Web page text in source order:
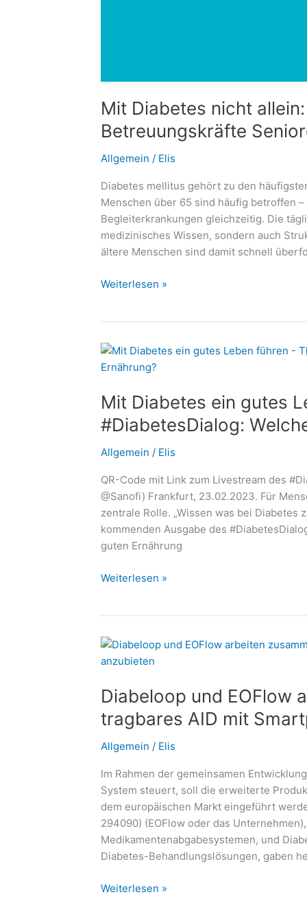
Mit Diabetes nicht
Betreuungskräfte
Allgemein / Elis
Diabetes mellitus gehört zu den
Menschen über 65 sind häufig betroffen
Begleiterkrankungen gleichzeitig. Die
medizinisches Wissen, sondern auch
ältere Menschen sind damit schnell
Mit
Wie
polnische
Senioren
sicher
begleiten
Weiterlesen »
Mit Diabetes ein gutes
#DiabetesDialog:
Allgemein / Elis
QR-Code mit Link zum Livestream des
@Sanofi) Frankfurt, 23.02.2023. Für
zentrale Rolle. „Wissen was bei Diabetes
kommenden Ausgabe des
guten Ernährung
Mit
Leben
führen
Thema
#DiabetesDialog:
Welche
spielt
die
Ernährung?
Weiterlesen »
Diabeloop und EOFlow
tragbares AID mit
Allgemein / Elis
Im Rahmen der gemeinsamen
System steuert, soll die erweiterte
dem europäischen Markt eingeführt
294090) (EOFlow oder das
Medikamentenabgabesystemen, und
Diabetes-Behandlungslösungen, gaben
Diabeloop
Weiterlesen »